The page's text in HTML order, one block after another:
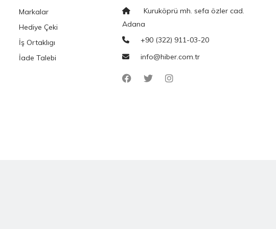
Markalar
Hediye Çeki
İş Ortaklıgı
İade Talebi
Kuruköprü mh. sefa özler cad.
Adana
+90 (322) 911-03-20
info@hiber.com.tr